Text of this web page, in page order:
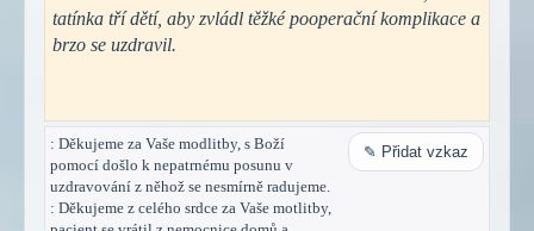
tatínka tří dětí, aby zvládl těžké pooperační komplikace a
brzo se uzdravil.
: Děkujeme za Vaše modlitby, s Boží
pomocí došlo k nepatrnému posunu v
uzdravování z něhož se nesmírně radujeme.
: Děkujeme z celého srdce za Vaše motlitby,
✎ Přidat vzkaz